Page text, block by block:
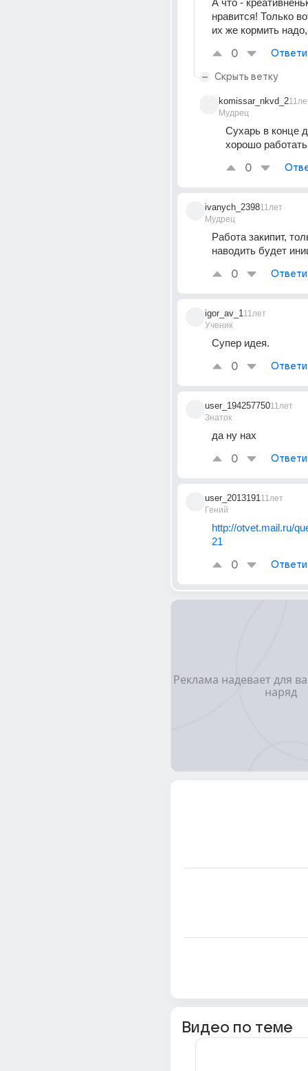
А что -
нравится! Только
их же кормить
0
Скрыть ветку
komissar_nkvd_2
Мудрец
Сухарь в конце
хорошо
0
ivanych_2398
Мудрец
11лет
Работа закипит,
наводить будет
0
igor_av_1
Ученик
11лет
Супер идея.
0
user_194257750
Знаток
11лет
да ну нах
0
user_2013191
Гений
11лет
http://otvet.mail.ru/
21
0
Видео по теме